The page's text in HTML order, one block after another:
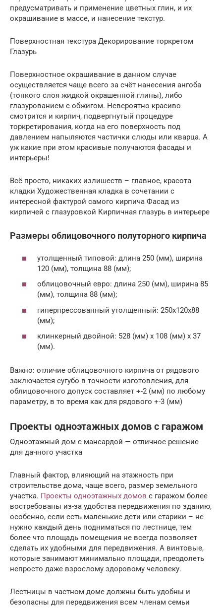
предусматривать и применение цветных глин, и их
окрашивание в массе, и нанесение текстур.
Поверхностная текстура Декорирование торкретом
Глазурь
Поверхностное окрашивание в данном случае
осуществляется чаще всего за счёт нанесения ангоба
(тонкого слоя жидкой окрашенной глины), либо
глазурованием с обжигом. Невероятно красиво
смотрится и кирпич, подвергнутый процедуре
торкретирования, когда на его поверхность под
давлением напыляются частички слюды или кварца. А
уж какие при этом красивые получаются фасады и
интерьеры!
Всё просто, никаких излишеств – главное, красота
кладки Художественная кладка в сочетании с
интересной фактурой самого кирпича Фасад из
кирпичей с глазуровкой Кирпичная глазурь в интерьере
Размеры облицовочного полуторного кирпича
утолщенный типовой: длина 250 (мм), ширина
120 (мм), толщина 88 (мм);
облицовочный евро: длина 250 (мм), ширина 85
(мм), толщина 88 (мм);
гиперпрессованный утолщенный: 250х120х88
(мм);
клинкерный двойной: 528 (мм) х 108 (мм) х 37
(мм).
Важно: отличие облицовочного кирпича от рядового
заключается сугубо в точности изготовления, для
облицовочного допуск составляет +-2 (мм) по любому
параметру, в то время как для рядового +-3 (мм)
Проекты одноэтажных домов с гаражом
Одноэтажный дом с мансардой — отличное решение
для дачного участка
Главный фактор, влияющий на этажность при
строительстве дома, чаще всего, размер земельного
участка. Проекты одноэтажных домов с гаражом более
востребованы из-за удобства передвижения по зданию,
особенно, если есть маленькие дети или старики – не
нужно каждый день подниматься по лестнице, тем
более что площадь помещения не всегда позволяет
сделать их удобными для передвижения. А винтовые,
которые занимают минимально площади, преодолеть
непросто даже взрослому здоровому человеку.
Лестницы в частном доме должны быть удобны и
безопасны для передвижения всем членам семьи